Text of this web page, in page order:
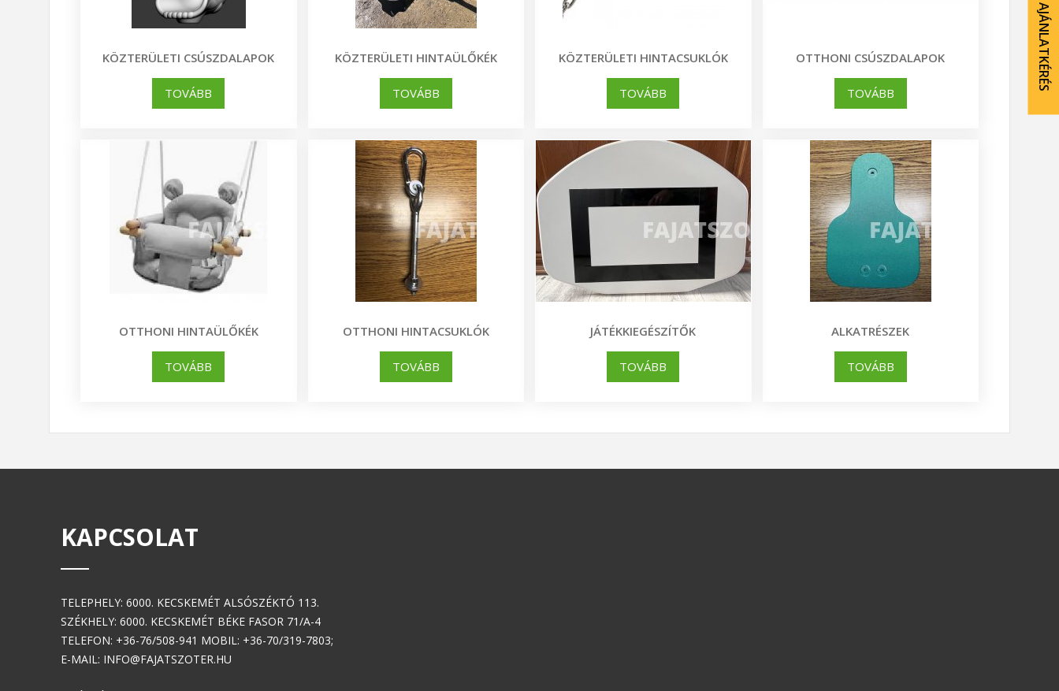
AJÁNLATKÉRÉS
KÖZTERÜLETI CSÚSZDALAPOK
TOVÁBB
KÖZTERÜLETI HINTAÜLŐKÉK
TOVÁBB
KÖZTERÜLETI HINTACSUKLÓK
TOVÁBB
OTTHONI CSÚSZDALAPOK
TOVÁBB
OTTHONI HINTAÜLŐKÉK
TOVÁBB
OTTHONI HINTACSUKLÓK
TOVÁBB
JÁTÉKKIEGÉSZÍTŐK
TOVÁBB
ALKATRÉSZEK
TOVÁBB
KAPCSOLAT
TELEPHELY: 6000. KECSKEMÉT ALSÓSZÉKTÓ 113.
SZÉKHELY: 6000. KECSKEMÉT BÉKE FASOR 71/A-4
TELEFON: +36-76/508-941 MOBIL: +36-70/319-7803;
E-MAIL: INFO@FAJATSZOTER.HU